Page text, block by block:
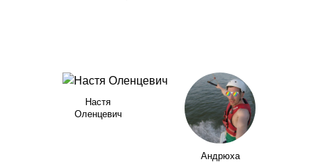
Настя
Оленцевич
Андрюха